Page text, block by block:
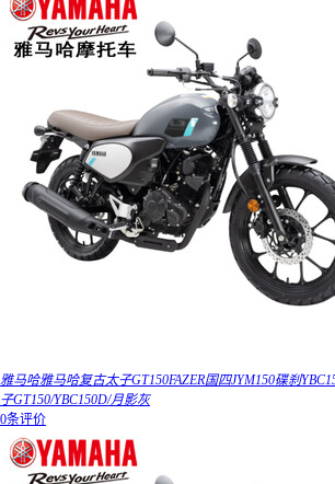
雅马哈雅马哈复古太子GT150FAZER国四JYM150碟刹
子GT150/YBC150D/月影灰
0条评价